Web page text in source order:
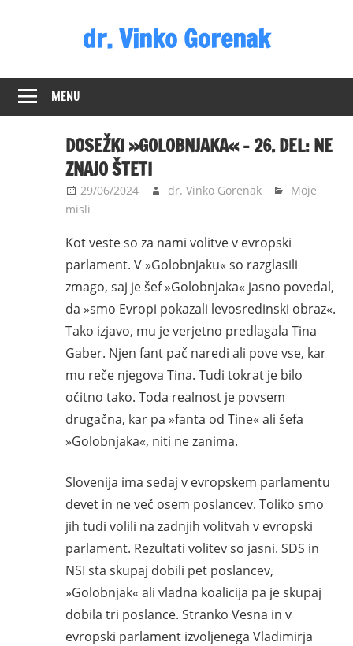
dr. Vinko Gorenak
poslanec
DZ
MENU
DOSEŽKI »GOLOBNJAKA« – 26. DEL: NE
ZNAJO ŠTETI
29/06/2024 dr. Vinko Gorenak
Moje
misli
Kot veste so za nami volitve v evropski
parlament. V »Golobnjaku« so razglasili
zmago, saj je šef »Golobnjaka« jasno povedal,
da »smo Evropi pokazali levosredinski obraz«.
Tako izjavo, mu je verjetno predlagala Tina
Gaber. Njen fant pač naredi ali pove vse, kar
mu reče njegova Tina. Tudi tokrat je bilo
očitno tako. Toda realnost je povsem
drugačna, kar pa »fanta od Tine« ali šefa
»Golobnjaka«, niti ne zanima.
Slovenija ima sedaj v evropskem parlamentu
devet in ne več osem poslancev. Toliko smo
jih tudi volili na zadnjih volitvah v evropski
parlament. Rezultati volitev so jasni. SDS in
NSI sta skupaj dobili pet poslancev,
»Golobnjak« ali vladna koalicija pa je skupaj
dobila tri poslance. Stranko Vesna in v
evropski parlament izvoljenega Vladimirja